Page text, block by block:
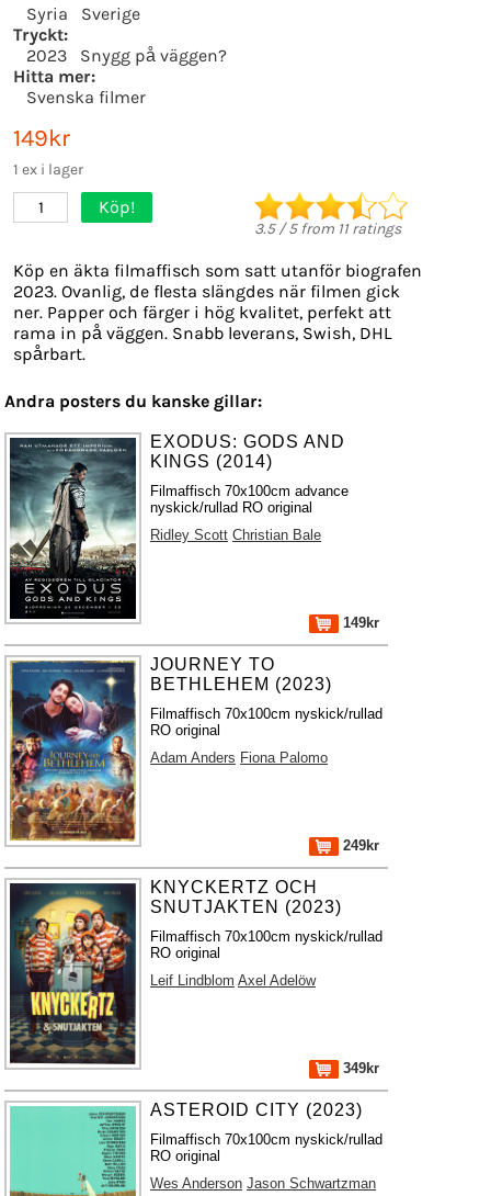
Syria
Sverige
Tryckt:
2023
Snygg på väggen?
Hitta mer:
Svenska filmer
149kr
1 ex i lager
1 Köp!
3.5/5from 11ratings
Köp en äkta filmaffisch som satt utanför biografen
2023. Ovanlig, de flesta slängdes när filmen gick
ner. Papper och färger i hög kvalitet, perfekt att
rama in på väggen. Snabb leverans, Swish, DHL
spårbart.
Andra posters du kanske gillar:
EXODUS: GODS AND
KINGS (2014)
Filmaffisch 70x100cm advance
nyskick/rullad RO original
Ridley Scott Christian Bale
149kr
JOURNEY TO
BETHLEHEM (2023)
Filmaffisch 70x100cm nyskick/rullad
RO original
Adam Anders Fiona Palomo
249kr
KNYCKERTZ OCH
SNUTJAKTEN (2023)
Filmaffisch 70x100cm nyskick/rullad
RO original
Leif Lindblom Axel Adelöw
349kr
ASTEROID CITY (2023)
Filmaffisch 70x100cm nyskick/rullad
RO original
Wes Anderson Jason Schwartzman